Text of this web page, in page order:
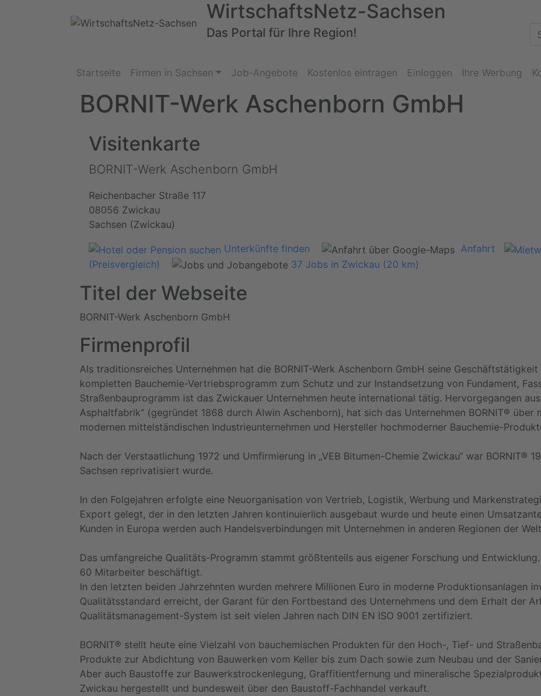
WirtschaftsNetz-Sachsen
Das Portal für Ihre Region!
Startseite Firmen in Sachsen Job-Angebote Kostenlos eintragen Einloggen Ihre Werbung
BORNIT-Werk Aschenborn GmbH
Visitenkarte
BORNIT-Werk Aschenborn GmbH
Reichenbacher Straße 117
08056 Zwickau
Sachsen (Zwickau)
Unterkünfte finden
Anfahrt
(Preisvergleich)
37 Jobs in Zwickau (20 km)
Titel der Webseite
BORNIT-Werk Aschenborn GmbH
Firmenprofil
Als traditionsreiches Unternehmen hat die BORNIT-Werk Aschenborn GmbH seine
kompletten Bauchemie-Vertriebsprogramm zum Schutz und zur Instandsetzung von Fundament,
Straßenbauprogramm ist das Zwickauer Unternehmen heute international tätig. Hervorgegangen
Asphaltfabrik“ (gegründet 1868 durch Alwin Aschenborn), hat sich das Unternehmen BORNIT® über
modernen mittelständischen Industrieunternehmen und Hersteller hochmoderner Bauchemie-
Nach der Verstaatlichung 1972 und Umfirmierung in „VEB Bitumen-Chemie Zwickau“ war BORNIT®
Sachsen reprivatisiert wurde.
In den Folgejahren erfolgte eine Neuorganisation von Vertrieb, Logistik, Werbung und
Export gelegt, der in den letzten Jahren kontinuierlich ausgebaut wurde und heute einen
Kunden in Europa werden auch Handelsverbindungen mit Unternehmen in anderen Regionen der
Das umfangreiche Qualitäts-Programm stammt größtenteils aus eigener Forschung und
60 Mitarbeiter beschäftigt.
In den letzten beiden Jahrzehnten wurden mehrere Millionen Euro in moderne Produktionsanlagen
Qualitätsstandard erreicht, der Garant für den Fortbestand des Unternehmens und dem Erhalt der
Qualitätsmanagement-System ist seit vielen Jahren nach DIN EN ISO 9001 zertifiziert.
BORNIT® stellt heute eine Vielzahl von bauchemischen Produkten für den Hoch-, Tief- und
Produkte zur Abdichtung von Bauwerken vom Keller bis zum Dach sowie zum Neubau und der
Aber auch Baustoffe zur Bauwerkstrockenlegung, Graffitientfernung und mineralische
Zwickau hergestellt und bundesweit über den Baustoff-Fachhandel verkauft.